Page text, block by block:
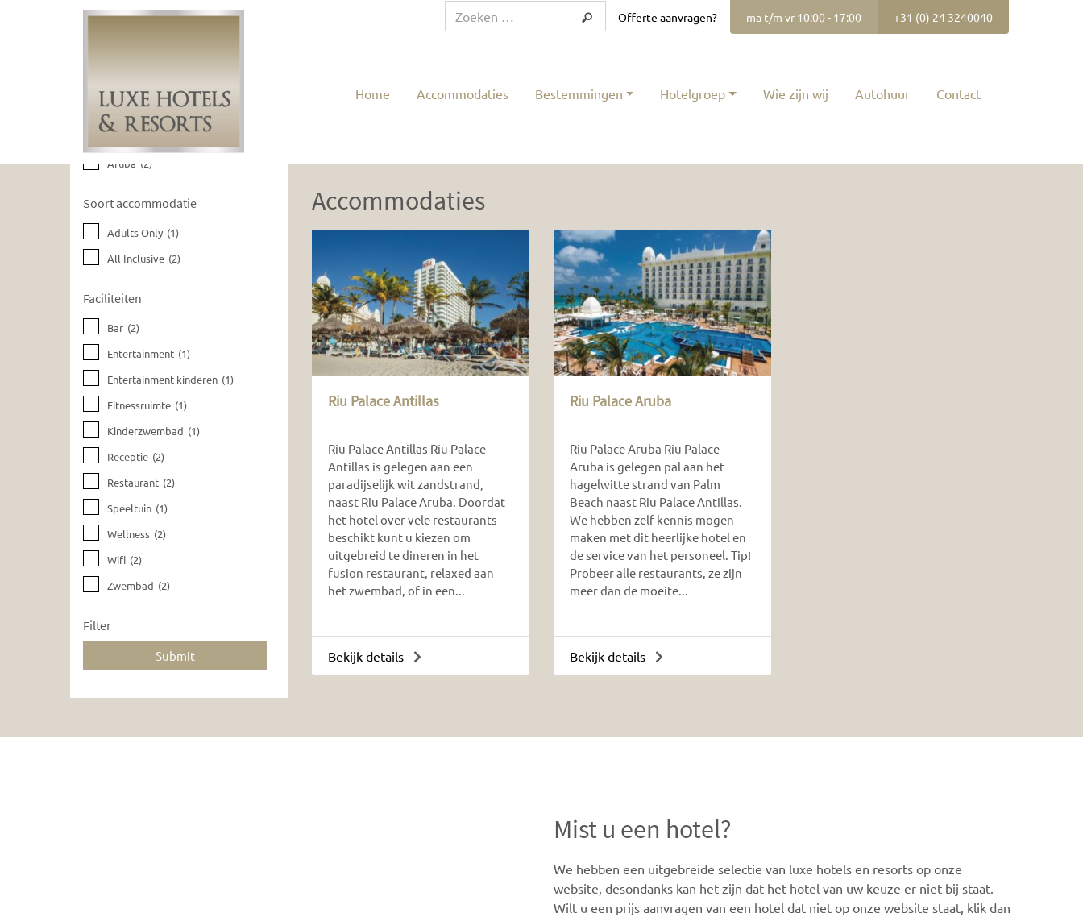
Offerte aanvragen? ma t/m vr 10:00 - 17:00 +31 (0) 24 3240040
Home Accommodaties Bestemmingen Hotelgroep Wie zijn wij Autohuur Contact
Bestemmingen
Aruba (2)
Soort accommodatie
Adults Only (1)
All Inclusive (2)
Faciliteiten
Bar (2)
Entertainment (1)
Entertainment kinderen (1)
Fitnessruimte (1)
Kinderzwembad (1)
Receptie (2)
Restaurant (2)
Speeltuin (1)
Wellness (2)
Wifi (2)
Zwembad (2)
Filter
Accommodaties
Riu Palace Antillas
Riu Palace Antillas Riu Palace
Antillas is gelegen aan een
paradijselijk wit zandstrand,
naast Riu Palace Aruba. Doordat
het hotel over vele restaurants
beschikt kunt u kiezen om
uitgebreid te dineren in het
fusion restaurant, relaxed aan
het zwembad, of in een...
Bekijk details
Riu Palace Aruba
Riu Palace Aruba Riu Palace
Aruba is gelegen pal aan het
hagelwitte strand van Palm
Beach naast Riu Palace Antillas.
We hebben zelf kennis mogen
maken met dit heerlijke hotel en
de service van het personeel. Tip!
Probeer alle restaurants, ze zijn
meer dan de moeite...
Bekijk details
Mist u een hotel?
We hebben een uitgebreide selectie van luxe hotels en resorts op onze
website, desondanks kan het zijn dat het hotel van uw keuze er niet bij staat.
Wilt u een prijs aanvragen van een hotel dat niet op onze website staat, klik dan